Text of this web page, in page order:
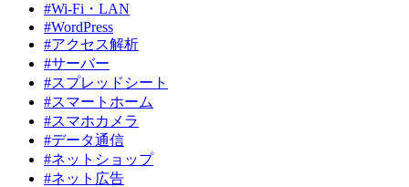
#Wi-Fi・LAN
#WordPress
#アクセス解析
#サーバー
#スプレッドシート
#スマートホーム
#スマホカメラ
#データ通信
#ネットショップ
#ネット広告